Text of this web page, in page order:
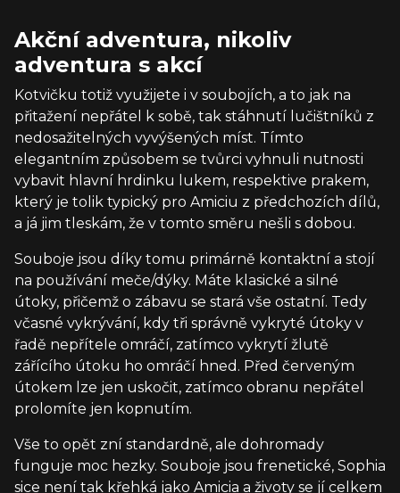
Akční adventura, nikoliv
adventura s akcí
Kotvičku totiž využijete i v soubojích, a to jak na
přitažení nepřátel k sobě, tak stáhnutí lučištníků z
nedosažitelných vyvýšených míst. Tímto
elegantním způsobem se tvůrci vyhnuli nutnosti
vybavit hlavní hrdinku lukem, respektive prakem,
který je tolik typický pro Amiciu z předchozích dílů,
a já jim tleskám, že v tomto směru nešli s dobou.
Souboje jsou díky tomu primárně kontaktní a stojí
na používání meče/dýky. Máte klasické a silné
útoky, přičemž o zábavu se stará vše ostatní. Tedy
včasné vykrývání, kdy tři správně vykryté útoky v
řadě nepřítele omráčí, zatímco vykrytí žlutě
zářícího útoku ho omráčí hned. Před červeným
útokem lze jen uskočit, zatímco obranu nepřátel
prolomíte jen kopnutím.
Vše to opět zní standardně, ale dohromady
funguje moc hezky. Souboje jsou frenetické, Sophia
sice není tak křehká jako Amicia a životy se jí celkem